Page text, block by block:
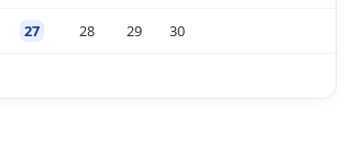
27 28 29 30